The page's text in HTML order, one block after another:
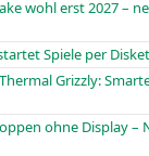
wohl erst 2027 –
Spiele per
Grizzly:
ohne Display –